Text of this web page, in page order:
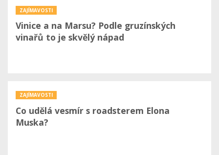
Vinice a na Marsu? Podle gruzínských
vinařů to je skvělý nápad
ZAJÍMAVOSTI
Co udělá vesmír s roadsterem Elona
Muska?
ZAJÍMAVOSTI